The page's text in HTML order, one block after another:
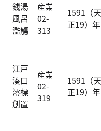
銭湯
風呂
濫觴
産業
02-
313
1591（天
正19）年
江戸
湊口
澪標
創置
産業
02-
319
1591（天
正19）年